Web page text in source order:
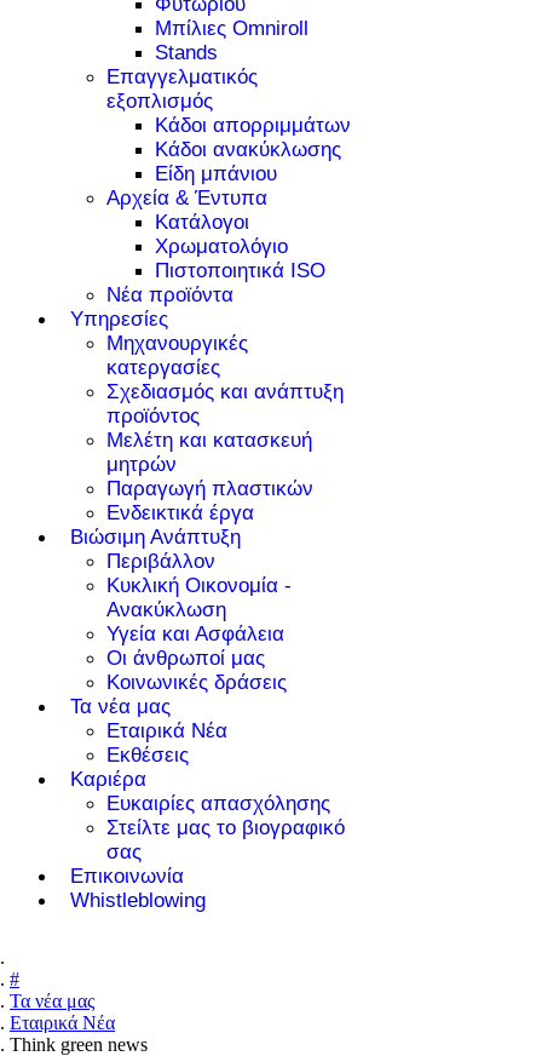
Μπίλιες Omniroll
Stands
Επαγγελματικός
εξοπλισμός
Κάδοι απορριμμάτων
Κάδοι ανακύκλωσης
Είδη μπάνιου
Αρχεία & Έντυπα
Κατάλογοι
Χρωματολόγιο
Πιστοποιητικά ISO
Νέα προϊόντα
Υπηρεσίες
Μηχανουργικές
κατεργασίες
Σχεδιασμός και ανάπτυξη
προϊόντος
Μελέτη και κατασκευή
μητρών
Παραγωγή πλαστικών
Ενδεικτικά έργα
Βιώσιμη Ανάπτυξη
Περιβάλλον
Κυκλική Οικονομία -
Ανακύκλωση
Υγεία και Ασφάλεια
Οι άνθρωποί μας
Κοινωνικές δράσεις
Τα νέα μας
Εταιρικά Νέα
Εκθέσεις
Καριέρα
Ευκαιρίες απασχόλησης
Στείλτε μας το βιογραφικό
σας
Επικοινωνία
Whistleblowing
#
Τα νέα μας
Εταιρικά Νέα
Think green news